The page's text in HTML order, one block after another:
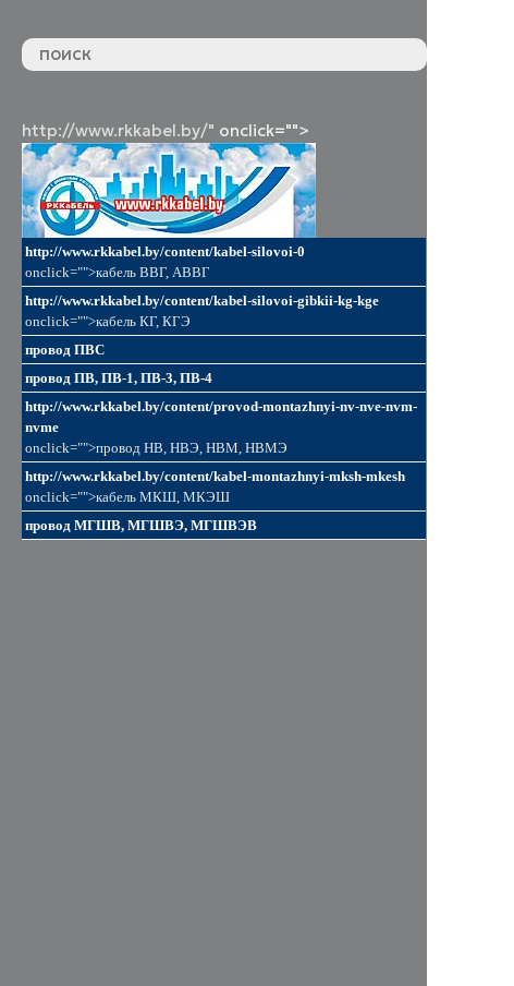
http://www.rkkabel.by/" onclick="">
http://www.rkkabel.by/content/kabel-silovoi-0
onclick="">кабель ВВГ, АВВГ
http://www.rkkabel.by/content/kabel-silovoi-gibkii-kg-kge
onclick="">кабель КГ, КГЭ
провод ПВС
провод ПВ, ПВ-1, ПВ-3, ПВ-4
http://www.rkkabel.by/content/provod-montazhnyi-nv-nve-nvm-
nvme
onclick="">провод НВ, НВЭ, НВМ, НВМЭ
http://www.rkkabel.by/content/kabel-montazhnyi-mksh-mkesh
onclick="">кабель МКШ, МКЭШ
провод МГШВ, МГШВЭ, МГШВЭВ